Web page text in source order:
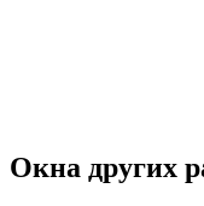
Окна других